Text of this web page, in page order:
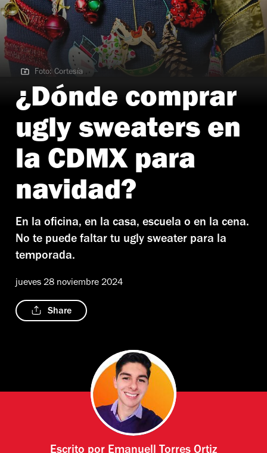
Foto: Cortesía
Foto: Cortesía
¿Dónde comprar
ugly sweaters en
la CDMX para
navidad?
En la oficina, en la casa, escuela o en la cena.
No te puede faltar tu ugly sweater para la
temporada.
jueves 28 noviembre 2024
Share